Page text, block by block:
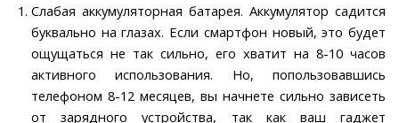
Слабая аккумуляторная батарея. Аккумулятор садится
буквально на глазах. Если смартфон новый, это будет
ощущаться не так сильно, его хватит на 8-10 часов
активного использования. Но, попользовавшись
телефоном 8-12 месяцев, вы начнете сильно зависеть
от зарядного устройства, так как ваш гаджет